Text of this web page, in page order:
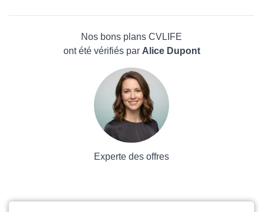
Decathlon
Maison & JardinNos bons plans CVLIFE
ont été vérifiés par Alice Dupont
Experte des offres